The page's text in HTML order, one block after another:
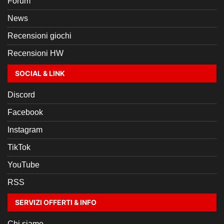
News
Recensioni giochi
Recensioni HW
SOCIAL & LINK
Discord
Facebook
Instagram
TikTok
YouTube
RSS
SERVIZI OFFERTI & INFO